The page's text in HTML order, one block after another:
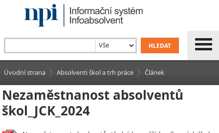
Úvodní strana Absolventi škol a trh práce Článek
Nezaměstnanost absolventů
škol_JCK_2024